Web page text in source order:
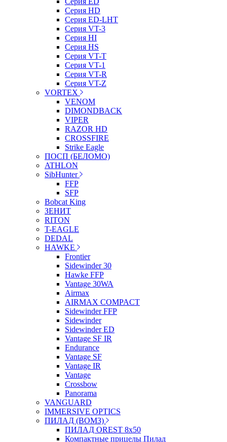
Серия HD
Серия ED-LHT
Серия VT-3
Серия HI
Серия HS
Серия VT-T
Серия VT-1
Серия VT-R
Серия VT-Z
VORTEX
VENOM
DIMONDBACK
VIPER
RAZOR HD
CROSSFIRE
Strike Eagle
ПОСП (БЕЛОМО)
ATHLON
SibHunter
FFP
SFP
Bobcat King
ЗЕНИТ
RITON
T-EAGLE
DEDAL
HAWKE
Frontier
Sidewinder 30
Hawke FFP
Vantage 30WA
Airmax
AIRMAX COMPACT
Sidewinder FFP
Sidewinder
Sidewinder ED
Vantage SF IR
Endurance
Vantage SF
Vantage IR
Vantage
Crossbow
Panorama
VANGUARD
IMMERSIVE OPTICS
ПИЛАД (ВОМЗ)
ПИЛАД OREST 8х50
Компактные прицелы Пилад